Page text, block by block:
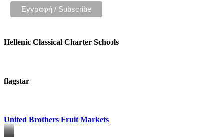
Hellenic Classical Charter Schools
flagstar
United Brothers Fruit Markets